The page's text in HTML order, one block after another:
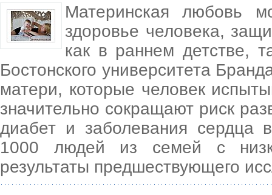
Материнская любовь
здоровье человека,
как в раннем детстве,
Бостонского университета
матери, которые человек
значительно сокращают риск
диабет и заболевания сердца
1000 людей из семей с
результаты предшествующего